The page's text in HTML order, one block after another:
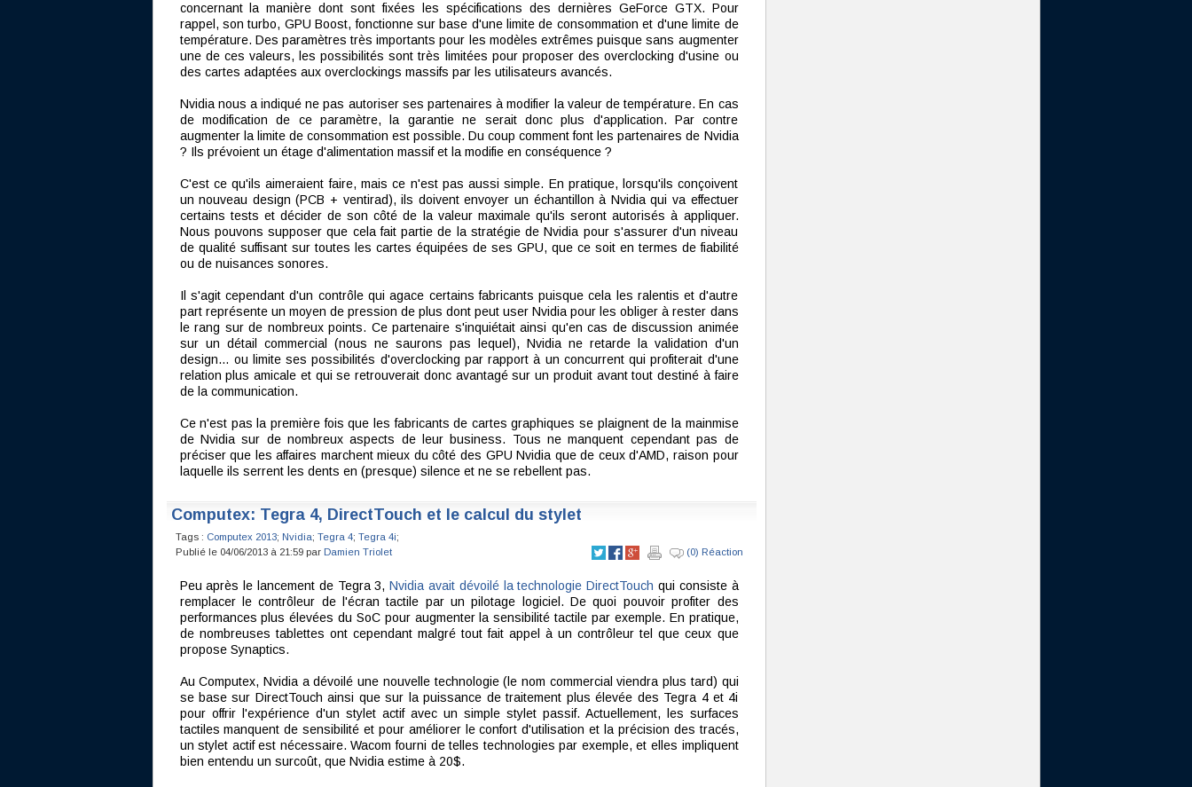
concernant la manière dont sont fixées les spécifications des dernières GeForce GTX. Pour
rappel, son turbo, GPU Boost, fonctionne sur base d'une limite de consommation et d'une limite de
température. Des paramètres très importants pour les modèles extrêmes puisque sans augmenter
une de ces valeurs, les possibilités sont très limitées pour proposer des overclocking d'usine ou
des cartes adaptées aux overclockings massifs par les utilisateurs avancés.
Nvidia nous a indiqué ne pas autoriser ses partenaires à modifier la valeur de température. En cas
de modification de ce paramètre, la garantie ne serait donc plus d'application. Par contre
augmenter la limite de consommation est possible. Du coup comment font les partenaires de Nvidia
? Ils prévoient un étage d'alimentation massif et la modifie en conséquence ?
C'est ce qu'ils aimeraient faire, mais ce n'est pas aussi simple. En pratique, lorsqu'ils conçoivent
un nouveau design (PCB + ventirad), ils doivent envoyer un échantillon à Nvidia qui va effectuer
certains tests et décider de son côté de la valeur maximale qu'ils seront autorisés à appliquer.
Nous pouvons supposer que cela fait partie de la stratégie de Nvidia pour s'assurer d'un niveau
de qualité suffisant sur toutes les cartes équipées de ses GPU, que ce soit en termes de fiabilité
ou de nuisances sonores.
Il s'agit cependant d'un contrôle qui agace certains fabricants puisque cela les ralentis et d'autre
part représente un moyen de pression de plus dont peut user Nvidia pour les obliger à rester dans
le rang sur de nombreux points. Ce partenaire s'inquiétait ainsi qu'en cas de discussion animée
sur un détail commercial (nous ne saurons pas lequel), Nvidia ne retarde la validation d'un
design… ou limite ses possibilités d'overclocking par rapport à un concurrent qui profiterait d'une
relation plus amicale et qui se retrouverait donc avantagé sur un produit avant tout destiné à faire
de la communication.
Ce n'est pas la première fois que les fabricants de cartes graphiques se plaignent de la mainmise
de Nvidia sur de nombreux aspects de leur business. Tous ne manquent cependant pas de
préciser que les affaires marchent mieux du côté des GPU Nvidia que de ceux d'AMD, raison pour
laquelle ils serrent les dents en (presque) silence et ne se rebellent pas.
Computex: Tegra 4, DirectTouch et le calcul du stylet
Tags : Computex 2013; Nvidia; Tegra 4; Tegra 4i;
Publié le 04/06/2013 à 21:59 par Damien Triolet (0) Réaction
Peu après le lancement de Tegra 3,Nvidia avait dévoilé la technologie DirectTouch qui consiste à
remplacer le contrôleur de l'écran tactile par un pilotage logiciel. De quoi pouvoir profiter des
performances plus élevées du SoC pour augmenter la sensibilité tactile par exemple. En pratique,
de nombreuses tablettes ont cependant malgré tout fait appel à un contrôleur tel que ceux que
propose Synaptics.
Au Computex, Nvidia a dévoilé une nouvelle technologie (le nom commercial viendra plus tard) qui
se base sur DirectTouch ainsi que sur la puissance de traitement plus élevée des Tegra 4 et 4i
pour offrir l'expérience d'un stylet actif avec un simple stylet passif. Actuellement, les surfaces
tactiles manquent de sensibilité et pour améliorer le confort d'utilisation et la précision des tracés,
un stylet actif est nécessaire. Wacom fourni de telles technologies par exemple, et elles impliquent
bien entendu un surcoût, que Nvidia estime à 20$.